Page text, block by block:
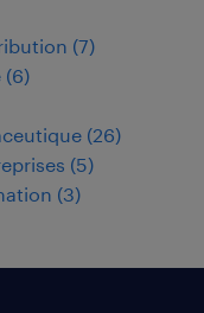
(7)
(6)
(26)
(5)
(3)